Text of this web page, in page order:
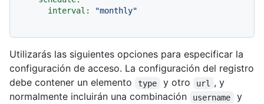
interval:
"monthly"
Utilizarás las siguientes opciones para especificar la
configuración de acceso. La configuración del registro
debe contener un elemento
type y otro url
, y
normalmente incluirán una combinación
username y